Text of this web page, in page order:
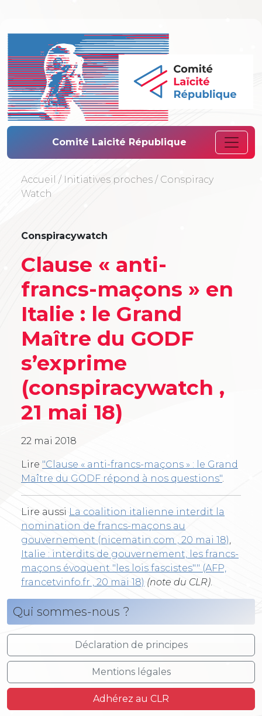
Comité Laïcité
Comité Laicité République
Accueil / Initiatives proches / Conspiracy
Watch
Conspiracywatch
Clause « anti-
francs-maçons » en
Italie : le Grand
Maître du GODF
s’exprime
(conspiracywatch ,
21 mai 18)
22 mai 2018
Lire "Clause « anti-francs-maçons » : le Grand
Maître du GODF répond à nos questions"
Lire aussi La coalition italienne interdit la
nomination de francs-maçons au
gouvernement (nicematin.com , 20 mai 18)
Italie : interdits de gouvernement, les francs-
maçons évoquent "les lois fascistes"" (AFP,
francetvinfo.fr , 20 mai 18) (note du CLR)
Qui sommes-nous ?
Déclaration de principes
Mentions légales
Adhérez au CLR